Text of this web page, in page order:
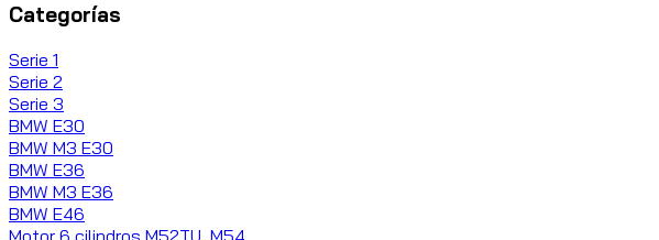
Categorías
Serie 1
Serie 2
Serie 3
BMW E30
BMW M3 E30
BMW E36
BMW M3 E36
BMW E46
Motor 6 cilindros M52TU, M54